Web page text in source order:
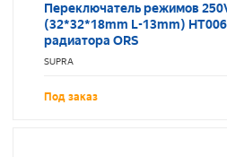
Переключатель режимов
(32*32*18mm L-13mm)
радиатора ORS
SUPRA
Под заказ